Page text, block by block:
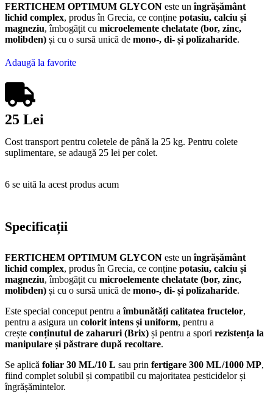
FERTICHEM OPTIMUM GLYCON este unîngrășământ
lichid complex, produs în Grecia, ce conține potasiu, calciu și
magneziu, îmbogățit cu microelemente chelatate (bor, zinc,
molibden) și cu o sursă unică de mono-, di- și polizaharide.
Adaugă la favorite
25 Lei
Cost transport pentru coletele de până la 25 kg. Pentru colete
suplimentare, se adaugă 25 lei per colet.
6 se uită la acest produs acum
Specificații
FERTICHEM OPTIMUM GLYCON este unîngrășământ
lichid complex, produs în Grecia, ce conține potasiu, calciu și
magneziu, îmbogățit cu microelemente chelatate (bor, zinc,
molibden) și cu o sursă unică de mono-, di- și polizaharide.
Este special conceput pentru aîmbunătăți calitatea fructelor,
pentru a asigura un colorit intens și uniform, pentru a
crește conținutul de zaharuri (Brix) și pentru a spori rezistența la
manipulare și păstrare după recoltare.
Se aplică foliar 30 ML/10 L sau prin fertigare 300 ML/1000 MP,
fiind complet solubil și compatibil cu majoritatea pesticidelor și
îngrășămintelor.